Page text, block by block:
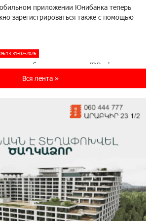
приложении Юнибанка теперь
зарегистрироваться также с помощью
31-07-2026
бонусы в играх»: IDBank
о кибератаках на школьников
со временем будет расширяться. Когда-
Израиль использует тему Геноцида
против Эрдогана, то что для него
30-07-2026
Вся лента »